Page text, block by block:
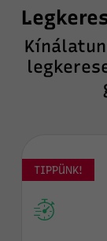
TIPPÜNK!